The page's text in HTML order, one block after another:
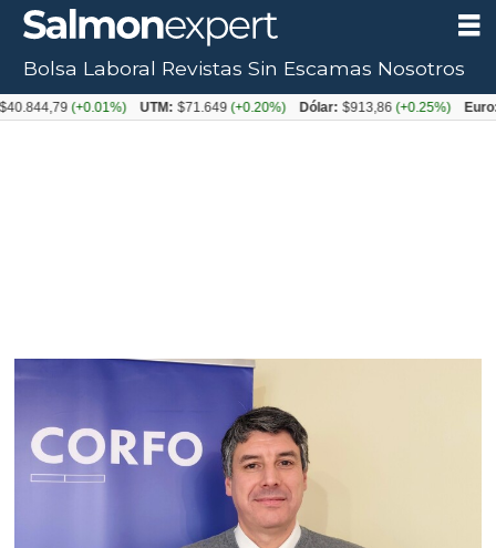
Tag:
Bolsa Laboral Revistas Sin Escamas Nosotros
(+0.01%) UTM: $71.649(+0.20%) Dólar: $913,86(+0.25%) Euro: